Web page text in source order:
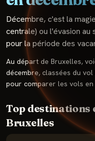
Décembre, c'est la
centrale) ou l'évasion
pour la période des
Au départ de Bruxelles,
décembre, classées du
pour comparer les vols en
Top destinations
Bruxelles